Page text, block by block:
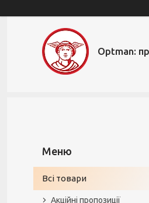
Optman:
Всі товари
Акційні пропозиції